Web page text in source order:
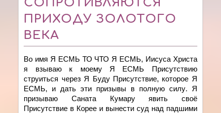
ПРИХОДУ ЗОЛОТОГО
ВЕКА
Во имя Я ЕСМЬ ТО ЧТО Я ЕСМЬ, Иисуса Христа
я взываю к моемуЯ ЕСМЬ Присутствию
струиться через Я Буду Присутствие, которое Я
ЕСМЬ, и дать эти призывы в полную силу. Я
призываю Саната Кумару явить своё
Присутствие в Корее и вынести суд над падшими